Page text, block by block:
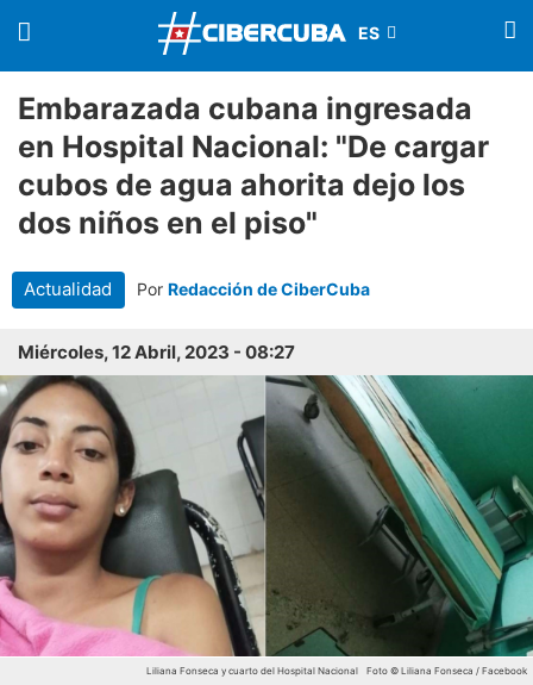
Embarazada cubana ingresada
en Hospital Nacional: "De cargar
cubos de agua ahorita dejo los
dos niños en el piso"
Actualidad Por Redacción de CiberCuba
Miércoles, 12 Abril, 2023 - 08:27
Liliana Fonseca y cuarto del Hospital Nacional Foto © Liliana Fonseca / Facebook